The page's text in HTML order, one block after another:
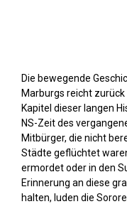
Die bewegende
Marburgs reicht
Kapitel dieser langen
NS-Zeit des
Mitbürger, die nicht
Städte geflüchtet
ermordet oder in den
Erinnerung an diese
halten, luden die